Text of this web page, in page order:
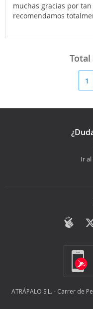
muchas gracias por
recomendamos
1
Ir
ATRÁPALO S.L. - Carrer de